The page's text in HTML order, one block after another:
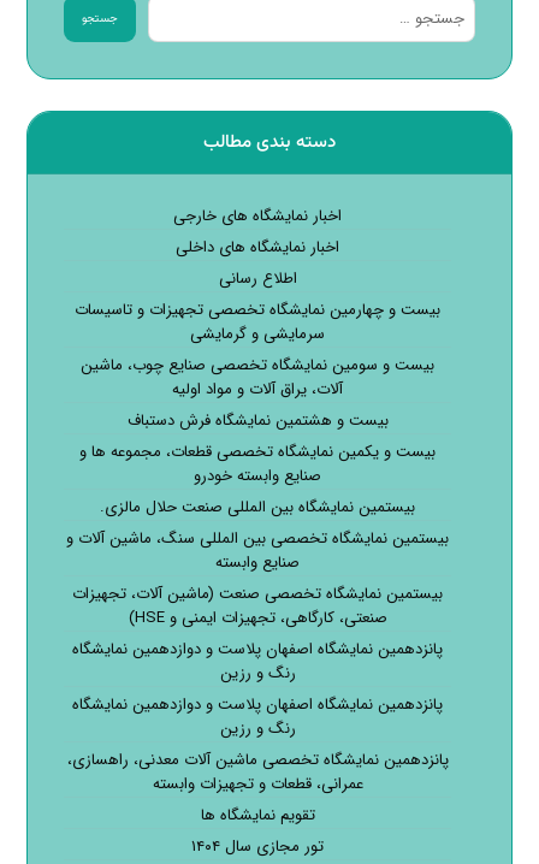
جستجو
دسته بندی مطالب
اخبار نمایشگاه های خارجی
اخبار نمایشگاه های داخلی
اطلاع رسانی
بیست و چهارمین نمایشگاه تخصصی تجهیزات و تاسیسات
سرمایشی و گرمایشی
بیست و سومین نمایشگاه تخصصی صنایع چوب، ماشین
آلات، یراق آلات و مواد اولیه
بیست و هشتمین نمایشگاه فرش دستباف
بیست و یکمین نمایشگاه تخصصی قطعات، مجموعه ها و
صنایع وابسته خودرو
بیستمین نمایشگاه بین المللی صنعت حلال مالزی.
بیستمین نمایشگاه تخصصی بین المللی سنگ، ماشین آلات و
صنایع وابسته
بیستمین نمایشگاه تخصصی صنعت (ماشین آلات، تجهیزات
صنعتی، کارگاهی، تجهیزات ایمنی و HSE)
پانزدهمین نمایشگاه اصفهان پلاست و دوازدهمین نمایشگاه
رنگ و رزین
پانزدهمین نمایشگاه اصفهان پلاست و دوازدهمین نمایشگاه
رنگ و رزین
پانزدهمین نمایشگاه تخصصی ماشین آلات معدنی، راهسازی،
عمرانی، قطعات و تجهیزات وابسته
تقویم نمایشگاه ها
تور مجازی سال ۱۴۰۴